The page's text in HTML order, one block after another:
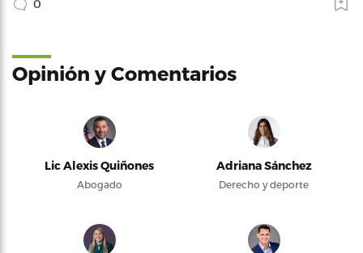
0
Opinión y Comentarios
Lic Alexis Quiñones
Abogado
Adriana Sánchez
Derecho y deporte